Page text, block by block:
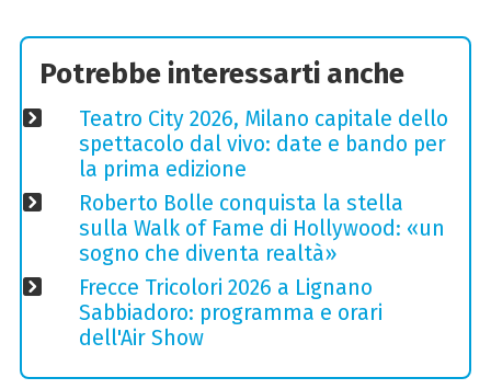
Potrebbe interessarti anche
Teatro City 2026, Milano capitale dello
spettacolo dal vivo: date e bando per
la prima edizione
Roberto Bolle conquista la stella
sulla Walk of Fame di Hollywood: «un
sogno che diventa realtà»
Frecce Tricolori 2026 a Lignano
Sabbiadoro: programma e orari
dell'Air Show